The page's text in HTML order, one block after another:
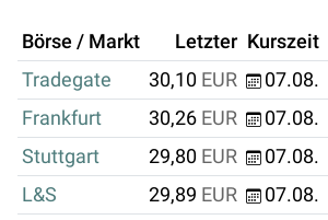
Börse / Markt Letzter Kurszeit
Tradegate
30,10 EUR 07.08.
Frankfurt
30,26 EUR 07.08.
Stuttgart
29,80 EUR 07.08.
L&S
29,89 EUR 07.08.